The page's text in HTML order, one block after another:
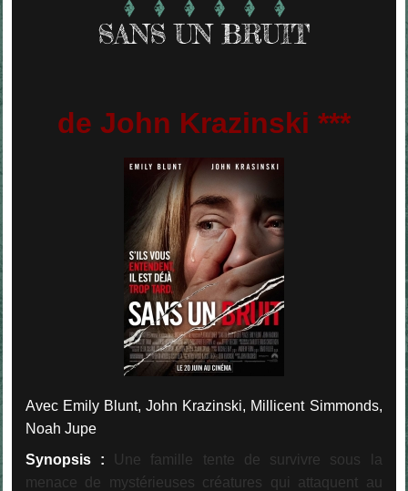
SANS UN BRUIT
de John Krazinski ***
Avec Emily Blunt, John Krazinski, Millicent Simmonds,
Noah Jupe
Synopsis :
Une famille tente de survivre sous la
menace de mystérieuses créatures qui attaquent au